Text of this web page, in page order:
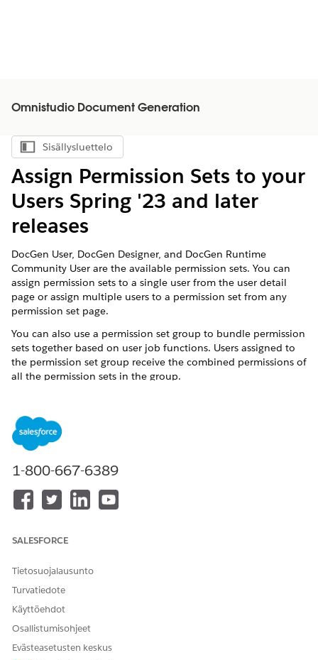
Omnistudio Document Generation
Näytä sisällysluettelo
Sisällysluettelo
Assign Permission Sets to your
Users Spring '23 and later
releases
DocGen User, DocGen Designer, and DocGen Runtime
Community User are the available permission sets. You can
assign permission sets to a single user from the user detail
page or assign multiple users to a permission set from any
permission set page.
You can also use a permission set group to bundle permission
sets together based on user job functions. Users assigned to
the permission set group receive the combined permissions of
all the permission sets in the group.
Manage Permission Set Assignments
Permission Set Groups
RATKAISIKO TÄMÄ ARTIKKELI ONGELMASI?
1-800-667-6389
SALESFORCE
Tietosuojalausunto
Turvatiedote
Käyttöehdot
Osallistumisohjeet
Evästeasetusten keskus